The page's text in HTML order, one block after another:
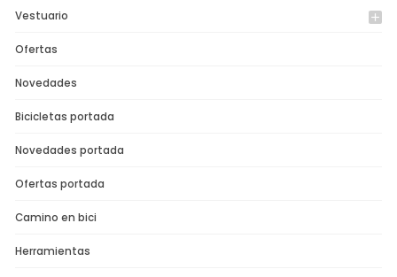
Vestuario add
Ofertas
Novedades
Bicicletas portada
Novedades portada
Ofertas portada
Camino en bici
Herramientas